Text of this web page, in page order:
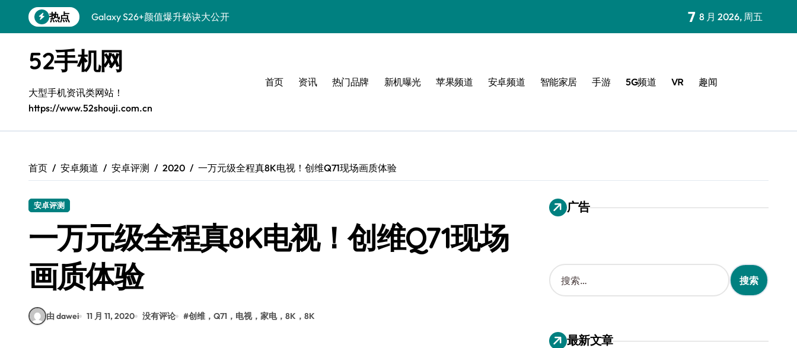
到
热点
Galaxy S26+颜值爆升秘诀大公开
Galaxy Z Flip6：折叠时尚，尽享炫美新体验
三星Galaxy S26发布：一键解锁个性美
Galaxy S25美颜秘籍：个性定制炫酷玩法
Galaxy C55 5G焕新秘籍：潮流定制，玩转无限可能
Galaxy S25+闪亮登场，这样打扮秒变焦点！
7 8 月 2026, 周五
52手机网
大型手机资讯类网站！
https://www.52shouji.com.cn
首页 资讯 热门品牌 新机曝光 苹果频道 安卓频道 智能家居 手游 5G频道 VR 趣闻
首页 安卓频道 安卓评测 2020 一万元级全程真8K电视！创维Q71现场画质体验
安卓评测
一万元级全程真8K电视！创维Q71现场
画质体验
由 dawei 11 月 11, 2020 没有评论 #创维，Q71，电视，家电，8K，8K
广告
搜
索
：
最新文章